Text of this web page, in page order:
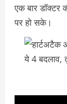
एक बार
पर हो सके।